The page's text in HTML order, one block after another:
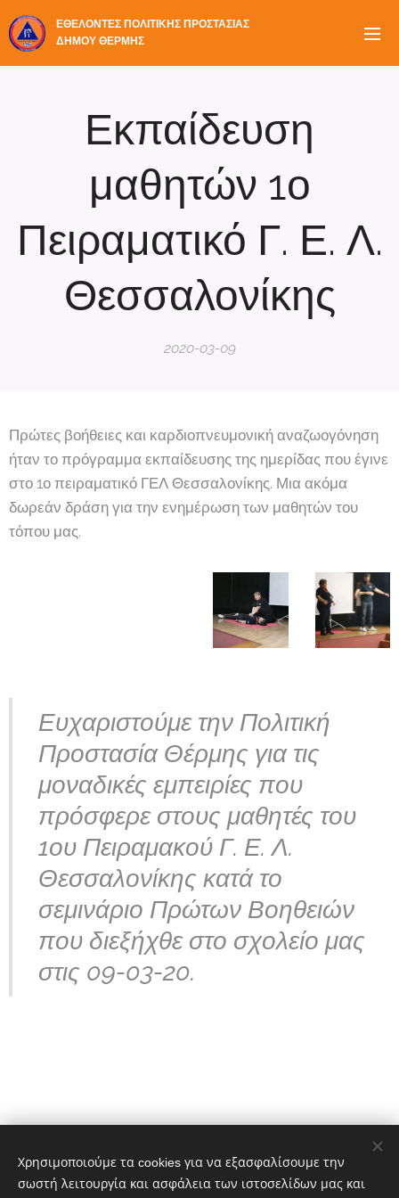
ΕΘΕΛΟΝΤΕΣ ΠΟΛΙΤΙΚΗΣ ΠΡΟΣΤΑΣΙΑΣ
ΔΗΜΟΥ ΘΕΡΜΗΣ
Εκπαίδευση
μαθητών 1ο
Πειραματικό Γ. Ε. Λ.
Θεσσαλονίκης
2020-03-09
Πρώτες βοήθειες και καρδιοπνευμονική αναζωογόνηση
ήταν το πρόγραμμα εκπαίδευσης της ημερίδας που έγινε
στο 1ο πειραματικό ΓΕΛ Θεσσαλονίκης. Μια ακόμα
δωρεάν δράση για την ενημέρωση των μαθητών του
τόπου μας.
Ευχαριστούμε την Πολιτική
Προστασία Θέρμης για τις
μοναδικές εμπειρίες που
πρόσφερε στους μαθητές του
1ου Πειραμακού Γ. Ε. Λ.
Θεσσαλονίκης κατά το
σεμινάριο Πρώτων Βοηθειών
που διεξήχθε στο σχολείο μας
στις 09-03-20.
Share
Χρησιμοποιούμε τα cookies για να εξασφαλίσουμε την
σωστή λειτουργία και ασφάλεια των ιστοσελίδων μας και